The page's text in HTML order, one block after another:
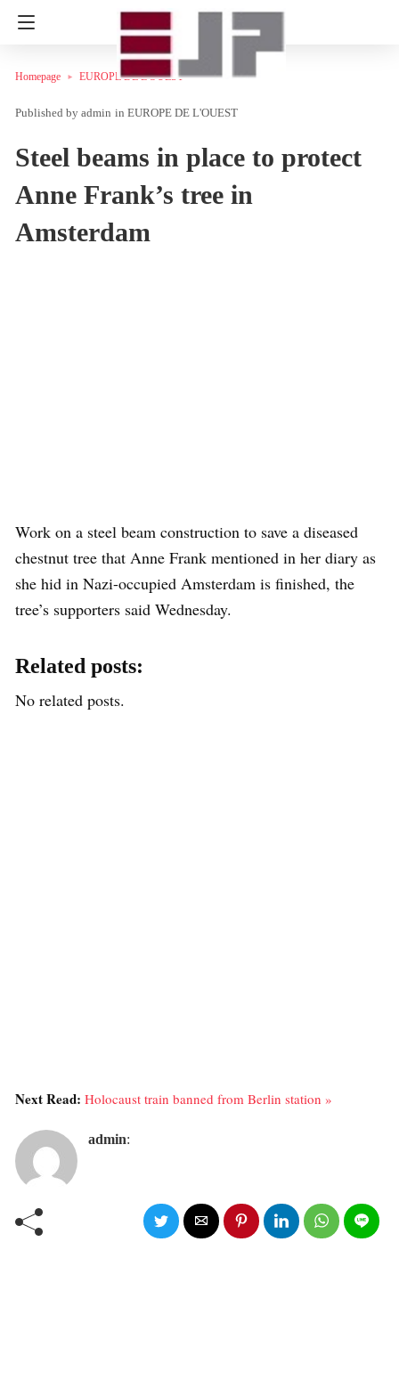
Homepage EUROPE DE L'OUEST
admin in EUROPE DE L'OUEST
Steel beams in place to protect
Anne Frank’s tree in
Amsterdam
Work on a steel beam construction to save a diseased
chestnut tree that Anne Frank mentioned in her diary as
she hid in Nazi-occupied Amsterdam is finished, the
tree’s supporters said Wednesday.
Related posts:
No related posts.
Next Read: Holocaust train banned from Berlin station »
admin: